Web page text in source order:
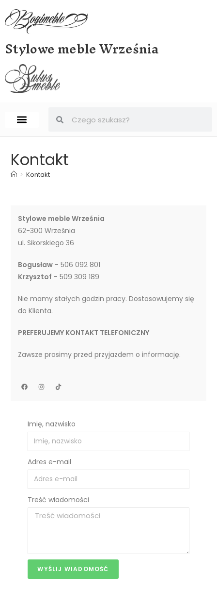
Stylowe meble Września
Kontakt
> Kontakt
Stylowe meble Września
62-300 Września
ul. Sikorskiego 36
Bogusław – 506 092 801
Krzysztof – 509 309 189
Nie mamy stałych godzin pracy. Dostosowujemy się
do Klienta.
PREFERUJEMY KONTAKT TELEFONICZNY
Zawsze prosimy przed przyjazdem o informację.
Imię, nazwisko
Adres e-mail
Treść wiadomości
WYŚLIJ WIADOMOŚĆ